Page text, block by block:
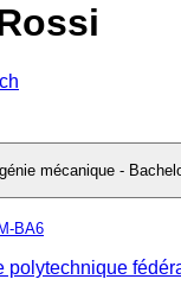
mécanique -
BA6